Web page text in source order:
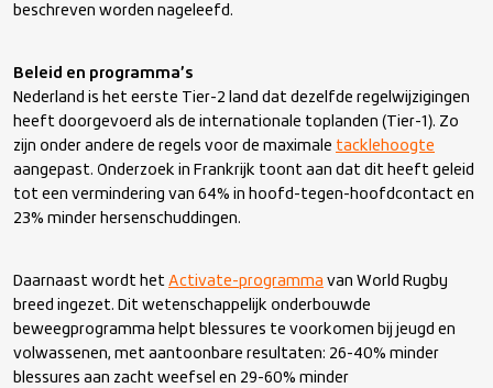
beschreven worden nageleefd.
Beleid en programma’s
Nederland is het eerste Tier-2 land dat dezelfde regelwijzigingen
heeft doorgevoerd als de internationale toplanden (Tier-1). Zo
zijn onder andere de regels voor de maximale tacklehoogte
aangepast. Onderzoek in Frankrijk toont aan dat dit heeft geleid
tot een vermindering van 64% in hoofd-tegen-hoofdcontact en
23% minder hersenschuddingen.
Daarnaast wordt het Activate-programma van World Rugby
breed ingezet. Dit wetenschappelijk onderbouwde
beweegprogramma helpt blessures te voorkomen bij jeugd en
volwassenen, met aantoonbare resultaten: 26-40% minder
blessures aan zacht weefsel en 29-60% minder